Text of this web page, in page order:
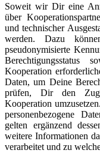
Soweit wir Dir eine
über
und technischer
werden. Dazu
pseudonymisierte
Kooperation
Daten, um Deine
prüfen, Dir den
Kooperation
personenbezogene
gelten ergänzend
weitere Informationen
verarbeitet und zu